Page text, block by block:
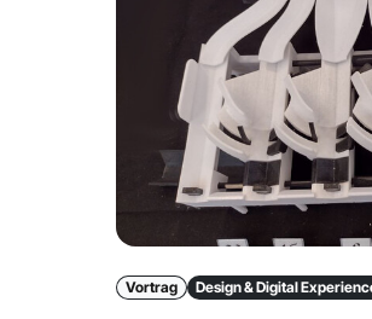
Vortrag Design & Digital